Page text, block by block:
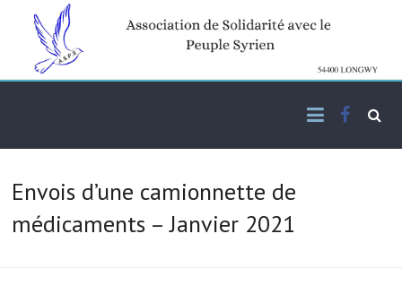
content
Association de solidarité
avec le peuple syrien
Envois d’une camionnette de
médicaments – Janvier 2021